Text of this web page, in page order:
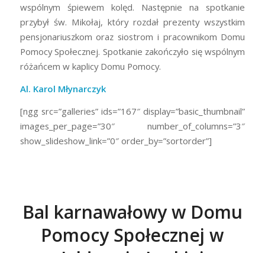
wspólnym śpiewem kolęd. Następnie na spotkanie
przybył św. Mikołaj, który rozdał prezenty wszystkim
pensjonariuszkom oraz siostrom i pracownikom Domu
Pomocy Społecznej. Spotkanie zakończyło się wspólnym
różańcem w kaplicy Domu Pomocy.
Al. Karol Młynarczyk
[ngg src=”galleries” ids=”167″ display=”basic_thumbnail”
images_per_page=”30″ number_of_columns=”3″
show_slideshow_link=”0″ order_by=”sortorder”]
Bal karnawałowy w Domu
Pomocy Społecznej w